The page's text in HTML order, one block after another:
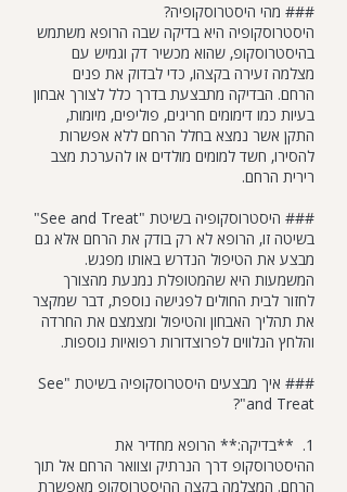
### מהי היסטרוסקופיה?
היסטרוסקופיה היא בדיקה שבה הרופא משתמש
בהיסטרוסקופ, שהוא מכשיר דק וגמיש עם
מצלמה זעירה בקצהו, כדי לבדוק את פנים
הרחם. הבדיקה מתבצעת בדרך כלל לצורך אבחון
בעיות כמו דימומים חריגים, פוליפים, מיומות,
התקן אשר נמצא בחלל הרחם ללא אפשרות
להסירו, חשד למומים מולדים או להערכת מצב
רירית הרחם.
### היסטרוסקופיה בשיטת "See and Treat"
בשיטה זו, הרופא לא רק בודק את הרחם אלא גם
מבצע את הטיפול הנדרש באותו מפגש.
המשמעות היא שהמטופלת נמנעת מהצורך
לחזור לבית החולים לפגישה נוספת, דבר שמקצר
את תהליך האבחון והטיפול ומצמצם את החרדה
והלחץ הנלווים לפרוצדורות רפואיות נוספות.
### איך מבצעים היסטרוסקופיה בשיטת "See
and Treat"?
1. **בדיקה:** הרופא מחדיר את
ההיסטרוסקופ דרך הנרתיק וצוואר הרחם אל תוך
הרחם. המצלמה בקצה ההיסטרוסקופ מאפשרת